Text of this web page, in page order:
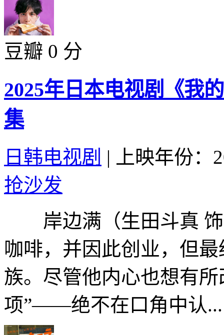
豆瓣 0 分
2025年日本电视剧《我
集
日韩电视剧 |
上映年份：
抢沙发
岸边满（生田斗真 饰
咖啡，并因此创业，但
族。尽管他内心也想有
项”——绝不在口角中认